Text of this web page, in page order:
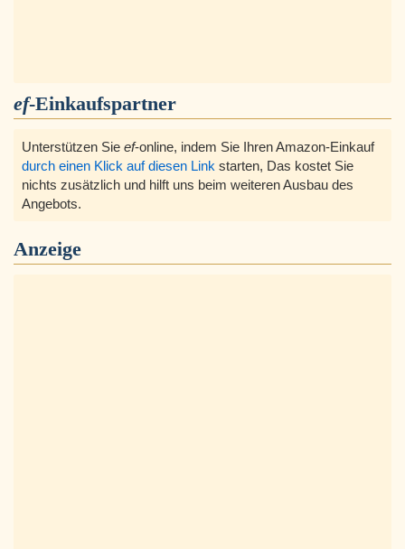
ef-Einkaufspartner
Unterstützen Sie ef-online, indem Sie Ihren Amazon-Einkauf
durch einen Klick auf diesen Link starten, Das kostet Sie
nichts zusätzlich und hilft uns beim weiteren Ausbau des
Angebots.
Anzeige